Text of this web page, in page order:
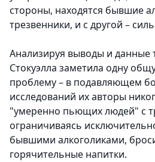
стороны, находятся бывшие
трезвенники, и с другой –
Анализируя выводы и данные
Стокуэлла заметила одну
проблему – в подавляющем
исследований их авторы
"умеренно пьющих людей" с
ограничиваясь
бывшими алкоголиками,
горячительные напитки.